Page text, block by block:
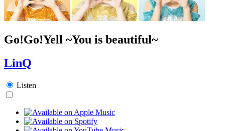
Go!Go!Yell ~You is beautiful~
LinQ
Listen